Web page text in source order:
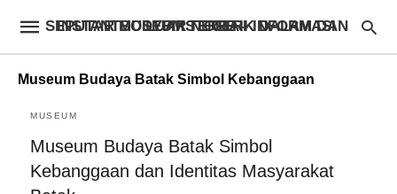
INSTANTBODYFIXSTORE – INFORMASI SEPUTAR MUSEUM TERBAIK DALAM DAN LUAR NEGERI
Museum Budaya Batak Simbol Kebanggaan
MUSEUM
Museum Budaya Batak Simbol
Kebanggaan dan Identitas Masyarakat